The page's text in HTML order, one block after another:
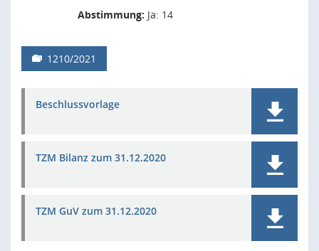
Abstimmung: Ja: 14
1210/2021
Beschlussvorlage
TZM Bilanz zum 31.12.2020
TZM GuV zum 31.12.2020